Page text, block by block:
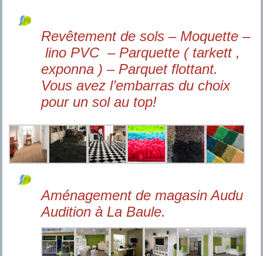
Revêtement de sols – Moquette –
lino PVC – Parquette ( tarkett ,
exponna ) – Parquet flottant.
Vous avez l’embarras du choix
pour un sol au top!
Aménagement de magasin Audu
Audition à La Baule.